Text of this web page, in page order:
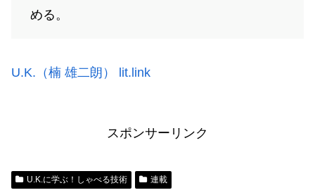
める。
U.K.（楠 雄二朗） lit.link
スポンサーリンク
U.K.に学ぶ！しゃべる技術 連載